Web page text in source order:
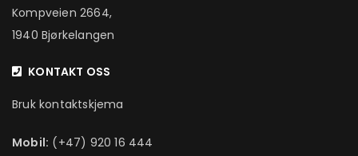
Kompveien 2664,
1940 Bjørkelangen
KONTAKT OSS
Bruk kontaktskjema
Mobil: (+47) 920 16 444